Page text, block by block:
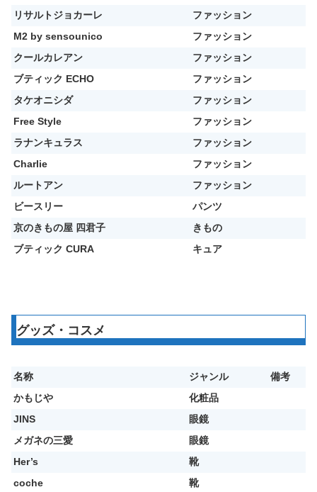
リサルトジョカーレ
ファッション
M2 by sensounico
ファッション
クールカレアン
ファッション
ブティック ECHO
ファッション
タケオニシダ
ファッション
Free Style
ファッション
ラナンキュラス
ファッション
Charlie
ファッション
ルートアン
ファッション
ビースリー
パンツ
京のきもの屋 四君子
きもの
ブティック CURA
キュア
グッズ・コスメ
名称 ジャンル
備考
かもじや
化粧品
JINS
眼鏡
メガネの三愛
眼鏡
Her’s
靴
coche
靴